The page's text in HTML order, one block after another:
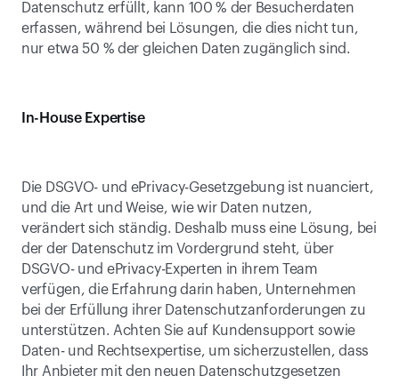
Datenschutz erfüllt, kann 100 % der Besucherdaten
erfassen, während bei Lösungen, die dies nicht tun,
nur etwa 50 % der gleichen Daten zugänglich sind.
In-House Expertise
Die DSGVO- und ePrivacy-Gesetzgebung ist nuanciert,
und die Art und Weise, wie wir Daten nutzen,
verändert sich ständig. Deshalb muss eine Lösung, bei
der der Datenschutz im Vordergrund steht, über
DSGVO- und ePrivacy-Experten in ihrem Team
verfügen, die Erfahrung darin haben, Unternehmen
bei der Erfüllung ihrer Datenschutzanforderungen zu
unterstützen. Achten Sie auf Kundensupport sowie
Daten- und Rechtsexpertise, um sicherzustellen, dass
Ihr Anbieter mit den neuen Datenschutzgesetzen